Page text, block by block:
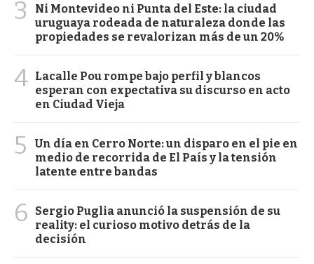
3
Ni Montevideo ni Punta del Este: la ciudad
uruguaya rodeada de naturaleza donde las
propiedades se revalorizan más de un 20%
4 Lacalle Pou rompe bajo perfil y blancos
esperan con expectativa su discurso en acto
en Ciudad Vieja
5
Un día en Cerro Norte: un disparo en el pie en
medio de recorrida de El País y la tensión
latente entre bandas
6
Sergio Puglia anunció la suspensión de su
reality: el curioso motivo detrás de la
decisión